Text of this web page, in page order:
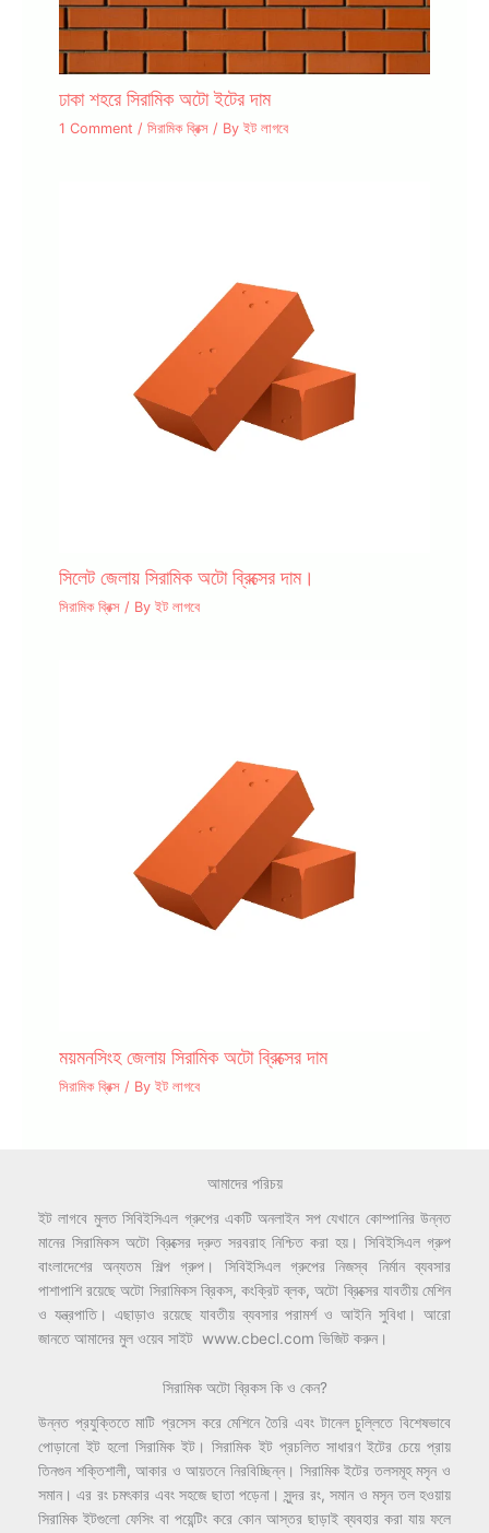
ঢাকা শহরে সিরামিক অটো ইটের দাম
1 Comment /সিরামিক ব্রিক্স / Byইট লাগবে
সিলেট জেলায় সিরামিক অটো ব্রিক্সের দাম।
সিরামিক ব্রিক্স / Byইট লাগবে
ময়মনসিংহ জেলায় সিরামিক অটো ব্রিক্সের দাম
সিরামিক ব্রিক্স / Byইট লাগবে
আমাদের পরিচয়
ইট লাগবে মুলত সিবিইসিএল গ্রুপের একটি অনলাইন সপ যেখানে কোম্পানির উন্নত
মানের সিরামিকস অটো ব্রিক্সের দ্রুত সরবরাহ নিশ্চিত করা হয়। সিবিইসিএল গ্রুপ
বাংলাদেশের অন্যতম শিল্প গ্রুপ। সিবিইসিএল গ্রুপের নিজস্ব নির্মান ব্যবসার
পাশাপাশি রয়েছে অটো সিরামিকস ব্রিকস, কংক্রিট ব্লক, অটো ব্রিক্সের যাবতীয় মেশিন
ও যন্ত্রপাতি। এছাড়াও রয়েছে যাবতীয় ব্যবসার পরামর্শ ও আইনি সুবিধা। আরো
জানতে আমাদের মুল ওয়েব সাইট www.cbecl.com ভিজিট করুন।
সিরামিক অটো ব্রিকস কি ও কেন?
উন্নত প্রযুক্তিতে মাটি প্রসেস করে মেশিনে তৈরি এবং টানেল চুল্লিতে বিশেষভাবে
পোড়ানো ইট হলো সিরামিক ইট। সিরামিক ইট প্রচলিত সাধারণ ইটের চেয়ে প্রায়
তিনগুন শক্তিশালী, আকার ও আয়তনে নিরবিচ্ছিন্ন। সিরামিক ইটের তলসমূহ মসৃন ও
সমান। এর রং চমৎকার এবং সহজে ছাতা পড়েনা। সুন্দর রং, সমান ও মসৃন তল হওয়ায়
সিরামিক ইটগুলো ফেসিং বা পয়েন্টিং করে কোন আস্তর ছাড়াই ব্যবহার করা যায় ফলে